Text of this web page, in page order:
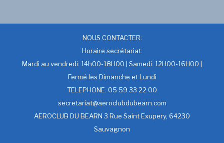
NOUS CONTACTER:
Horaire secrétariat:
Mardi au vendredi: 14h00-18H00 | Samedi: 12H00-16H00 |
Fermé les Dimanche et Lundi
TELEPHONE: 05 59 33 22 00
secretariat@aeroclubdubearn.com
AEROCLUB DU BEARN 3 Rue Saint Exupery, 64230
Sauvagnon